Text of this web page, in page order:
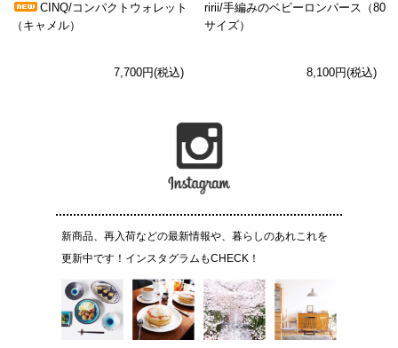
CINQ/コンパクトウォレット
（キャメル）
7,700円(税込)
ririi/手編みのベビーロンパース（80
サイズ）
8,100円(税込)
新商品、再入荷などの最新情報や、暮らしのあれこれを
更新中です！インスタグラムもCHECK！